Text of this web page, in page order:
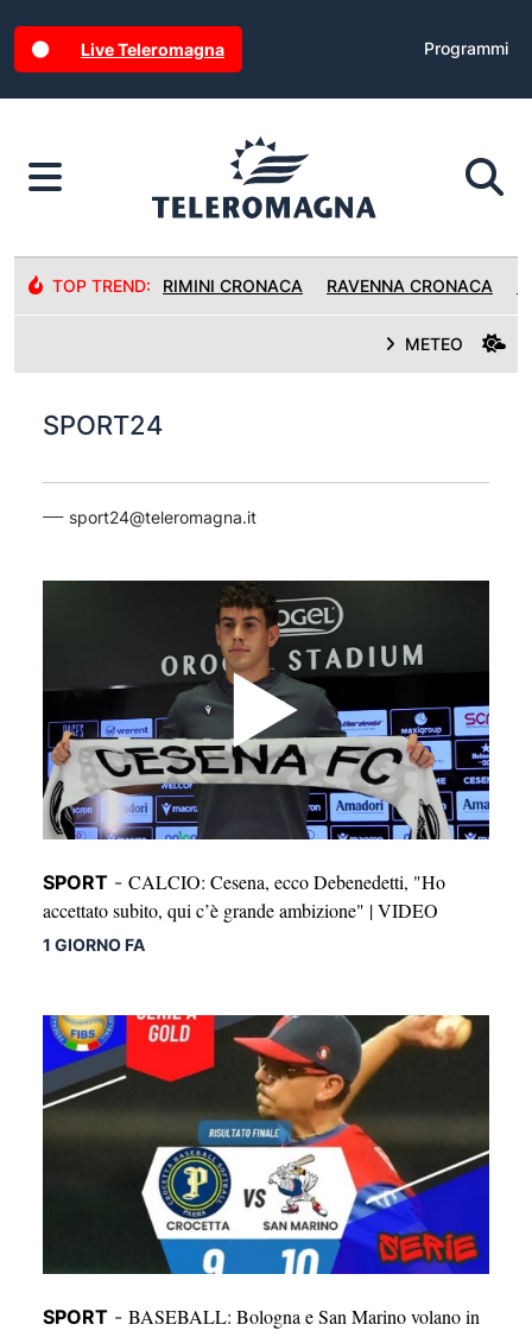
Live Teleromagna Programmi
TOP TREND: RIMINI CRONACA RAVENNA CRONACA
METEO
SPORT24
sport24@teleromagna.it
SPORT - CALCIO: Cesena, ecco Debenedetti, "Ho
accettato subito, qui c’è grande ambizione" | VIDEO
1 GIORNO FA
SPORT - BASEBALL: Bologna e San Marino volano in